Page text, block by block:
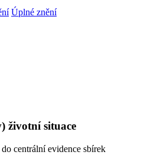
Úplné znění
životní situace
centrální evidence sbírek